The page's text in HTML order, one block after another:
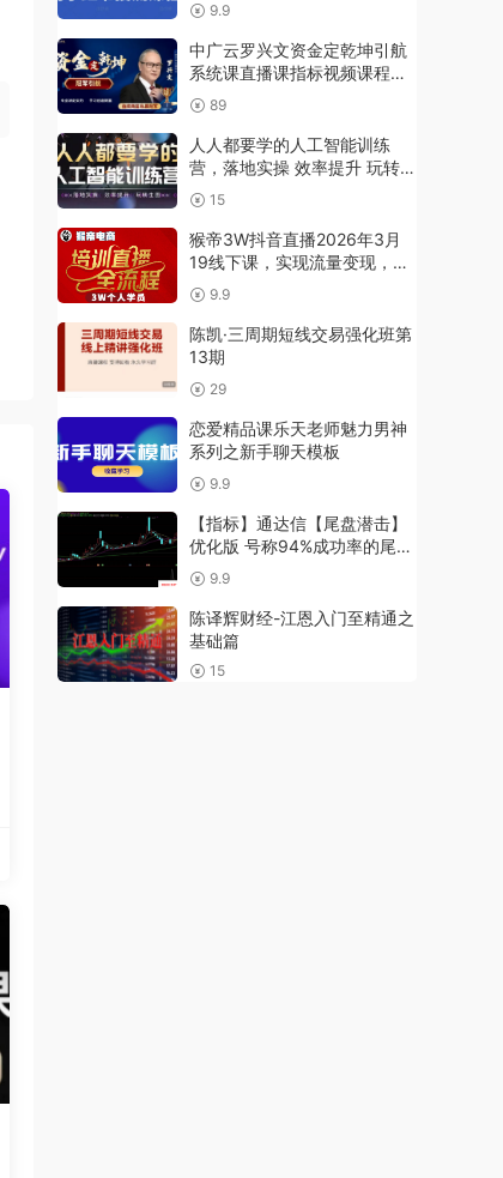
9.9
中广云罗兴文资金定乾坤引航
系统课直播课指标视频课程带
小班课
89
人人都要学的人工智能训练
营，落地实操 效率提升 玩转生
图 15
猴帝3W抖音直播2026年3月
19线下课，实现流量变现，开
启直播事业新高峰（全程录音
+字幕交付）
9.9
陈凯·三周期短线交易强化班第
13期
29
恋爱精品课乐天老师魅力男神
系列之新手聊天模板
9.9
【指标】通达信【尾盘潜击】
优化版 号称94%成功率的尾盘
抄底指标 副图/选股
9.9
陈译辉财经-江恩入门至精通之
基础篇
15